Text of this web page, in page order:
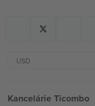
Kancelárie Ticombo